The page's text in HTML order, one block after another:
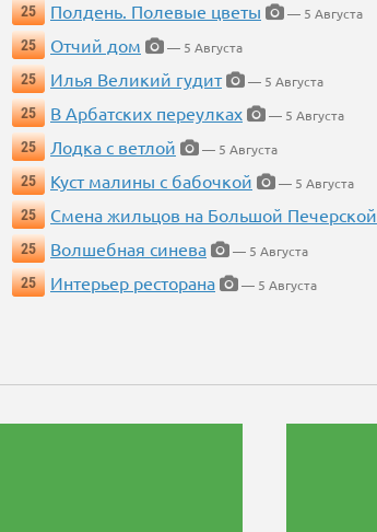
25 Полдень. Полевые цветы
— 5 Августа
25
Отчий дом
— 5 Августа
25
Илья Великий гудит
— 5 Августа
25
В Арбатских переулках
— 5 Августа
25
Лодка с ветлой
— 5 Августа
25
Куст малины с бабочкой
— 5 Августа
25
Смена жильцов на Большой Печерской
25
Волшебная синева
— 5 Августа
25
Интерьер ресторана — 5 Августа